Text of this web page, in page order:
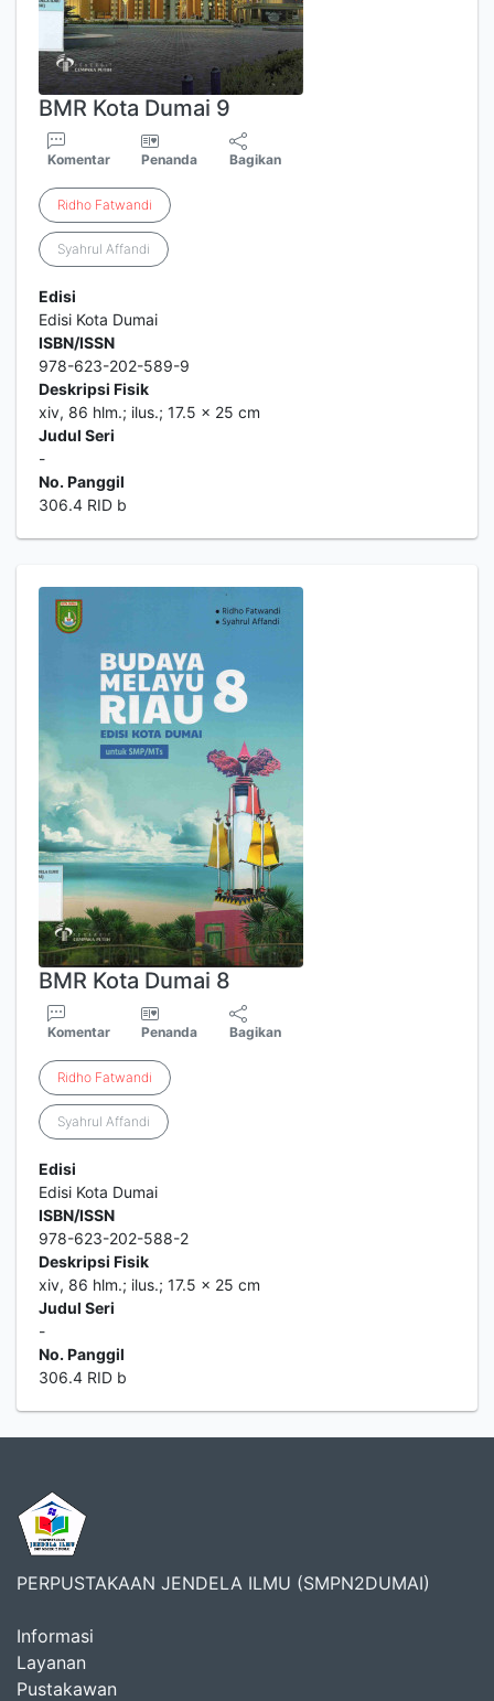
BMR Kota Dumai 9
Komentar Penanda Bagikan
Ridho Fatwandi
Syahrul Affandi
Edisi
Edisi Kota Dumai
ISBN/ISSN
978-623-202-589-9
Deskripsi Fisik
xiv, 86 hlm.; ilus.; 17.5 x 25 cm
Judul Seri
-
No. Panggil
306.4 RID b
BMR Kota Dumai 8
Komentar Penanda Bagikan
Ridho Fatwandi
Syahrul Affandi
Edisi
Edisi Kota Dumai
ISBN/ISSN
978-623-202-588-2
Deskripsi Fisik
xiv, 86 hlm.; ilus.; 17.5 x 25 cm
Judul Seri
-
No. Panggil
306.4 RID b
PERPUSTAKAAN JENDELA ILMU (SMPN2DUMAI)
Informasi
Layanan
Pustakawan